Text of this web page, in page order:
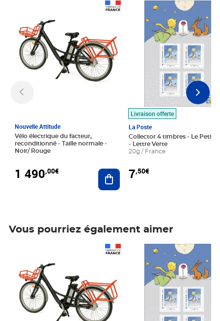
Nouvelle Attitude
Vélo électrique du facteur,
reconditionné - Taille normale -
Noir/ Rouge
1 490,00€ Ajouter au panier
Livraison offerte
La Poste
Collector 4 timbres - Le Petit
- Lettre Verte
20g / France
7,50€
Prix 7,50€
Vous pourriez également aimer
Prix 7,50€